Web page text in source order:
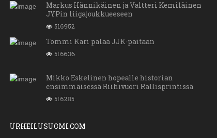
Markus Hännikäinen ja Valtteri Kemiläinen
JYPin liigajoukkueeseen
516952
Tommi Kari palaa JJK-paitaan
516636
Mikko Eskelinen hopealle historian
ensimmäisessä Riihivuori Rallisprintissä
516285
URHEILUSUOMI.COM